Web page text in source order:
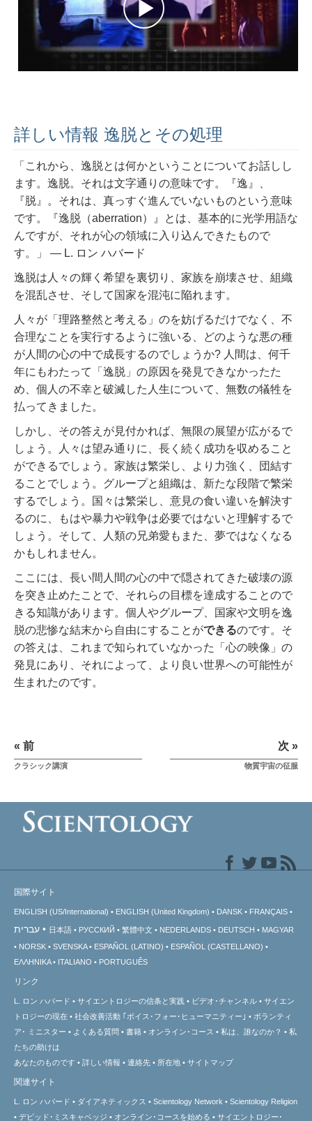
詳しい情報 逸脱とその処理
「これから、逸脱とは何かということについてお話しし
ます。逸脱。それは文字通りの意味です。『逸』、
『脱』。それは、真っすぐ進んでいないものという意味
です。『逸脱（aberration）』とは、基本的に光学用語な
んですが、それが心の領域に入り込んできたもので
す。」 ― L. ロン ハバード
逸脱は人々の輝く希望を裏切り、家族を崩壊させ、組織
を混乱させ、そして国家を混沌に陥れます。
人々が「理路整然と考える」のを妨げるだけでなく、不
合理なことを実行するように強いる、どのような悪の種
が人間の心の中で成長するのでしょうか? 人間は、何千
年にもわたって「逸脱」の原因を発見できなかったた
め、個人の不幸と破滅した人生について、無数の犠牲を
払ってきました。
しかし、その答えが見付かれば、無限の展望が広がるで
しょう。人々は望み通りに、長く続く成功を収めること
ができるでしょう。家族は繁栄し、より力強く、団結す
ることでしょう。グループと組織は、新たな段階で繁栄
するでしょう。国々は繁栄し、意見の食い違いを解決す
るのに、もはや暴力や戦争は必要ではないと理解するで
しょう。そして、人類の兄弟愛もまた、夢ではなくなる
かもしれません。
ここには、長い間人間の心の中で隠されてきた破壊の源
を突き止めたことで、それらの目標を達成することので
きる知識があります。個人やグループ、国家や文明を逸
脱の悲惨な結末から自由にすることができるのです。そ
の答えは、これまで知られていなかった「心の映像」の
発見にあり、それによって、より良い世界への可能性が
生まれたのです。
« 前
クラシック講演
次 »
物質宇宙の征服
国際サイト
ENGLISH (US/International) ENGLISH (United Kingdom) DANSK FRANÇAIS
עברית 日本語 РУССКИЙ 繁體中文 NEDERLANDS DEUTSCH
MAGYAR
NORSK
SVENSKA ESPAÑOL (LATINO)
ESPAÑOL (CASTELLANO)
ΕΛΛΗΝΙΚA
ITALIANO PORTUGUÊS
リンク
L. ロン ハバード サイエントロジーの信条と実践 ビデオ･チャンネル
サイエン
トロジーの現在 社会改善活動 ｢ボイス･フォー･ヒューマニティー｣
ボランティ
ア･
ミニスター よくある質問 書籍 オンライン･コース 私は、誰なのか？
私
たちの助けは
あなたのものです
詳しい情報 連絡先 所在地 サイトマップ
関連サイト
L. ロン ハバード ダイアネティックス Scientology Network
Scientology Religion
デビッド･ミスキャベッジ
オンライン･コースを始める サイエントロジー･